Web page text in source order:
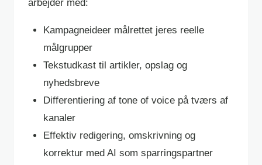
arbejder med:
Kampagneideer målrettet jeres reelle
målgrupper
Tekstudkast til artikler, opslag og
nyhedsbreve
Differentiering af tone of voice på tværs af
kanaler
Effektiv redigering, omskrivning og
korrektur med AI som sparringspartner